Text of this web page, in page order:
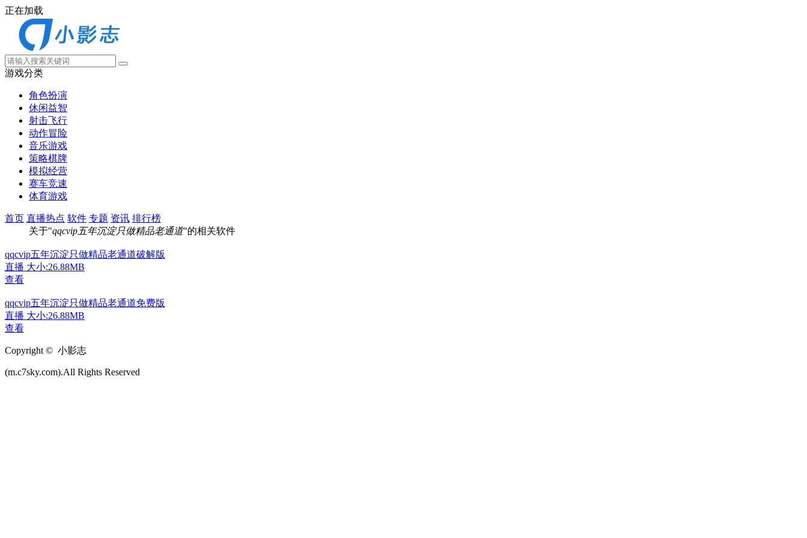
正在加载
游戏分类
角色扮演
休闲益智
射击飞行
动作冒险
音乐游戏
策略棋牌
模拟经营
赛车竞速
体育游戏
首页 直播热点 软件 专题 资讯 排行榜
关于"qqcvip五年沉淀只做精品老通道"的相关软件
qqcvip五年沉淀只做精品老通道破解版
直播 大小:26.88MB
查看
qqcvip五年沉淀只做精品老通道免费版
直播 大小:26.88MB
查看
Copyright © 小影志
(m.c7sky.com).All Rights Reserved